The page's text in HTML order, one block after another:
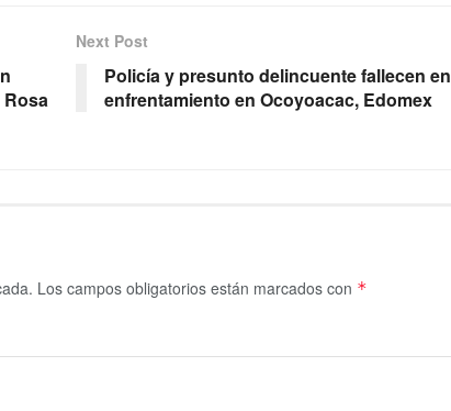
Next Post
Policía y presunto delincuente fallecen en
enfrentamiento en Ocoyoacac, Edomex
Los campos obligatorios están marcados con *